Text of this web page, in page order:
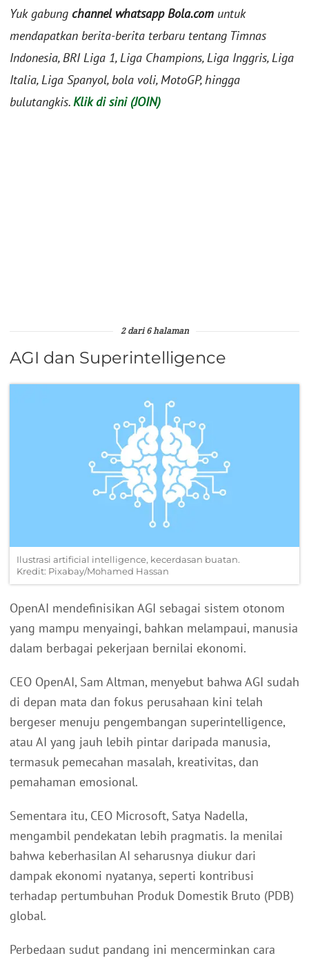
Yuk gabung channel whatsapp Bola.com untuk
mendapatkan berita-berita terbaru tentang Timnas
Indonesia, BRI Liga 1, Liga Champions, Liga Inggris, Liga
Italia, Liga Spanyol, bola voli, MotoGP, hingga
bulutangkis.Klik di sini (JOIN)
2 dari 6 halaman
AGI dan Superintelligence
Ilustrasi artificial intelligence, kecerdasan buatan.
Kredit: Pixabay/Mohamed Hassan
OpenAI mendefinisikan AGI sebagai sistem otonom
yang mampu menyaingi, bahkan melampaui, manusia
dalam berbagai pekerjaan bernilai ekonomi.
CEO OpenAI, Sam Altman, menyebut bahwa AGI sudah
di depan mata dan fokus perusahaan kini telah
bergeser menuju pengembangan superintelligence,
atau AI yang jauh lebih pintar daripada manusia,
termasuk pemecahan masalah, kreativitas, dan
pemahaman emosional.
Sementara itu, CEO Microsoft, Satya Nadella,
mengambil pendekatan lebih pragmatis. Ia menilai
bahwa keberhasilan AI seharusnya diukur dari
dampak ekonomi nyatanya, seperti kontribusi
terhadap pertumbuhan Produk Domestik Bruto (PDB)
global.
Perbedaan sudut pandang ini mencerminkan cara